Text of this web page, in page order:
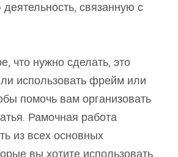
связанную с
что нужно сделать, это
использовать фрейм или
помочь вам организовать
Рамочная работа
из всех основных
вы хотите использовать,